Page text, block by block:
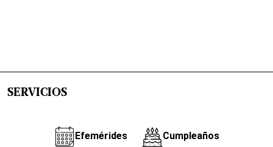
SERVICIOS
Efemérides Cumpleaños